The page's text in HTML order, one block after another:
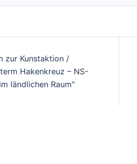
zur Kunstaktion /
Hakenkreuz – NS-
ländlichen Raum"